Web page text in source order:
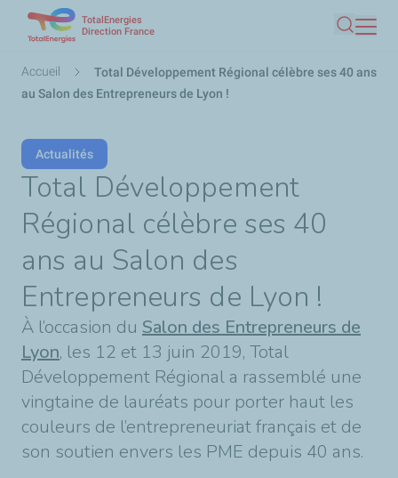
contenu
principal
TotalEnergies
Direction France
Fil
d'Ariane
Accueil
Total Développement Régional célèbre ses 40 ans
au Salon des Entrepreneurs de Lyon !
Actualités
Total Développement
Régional célèbre ses 40
ans au Salon des
Entrepreneurs de Lyon !
À l’occasion du Salon des Entrepreneurs de
Lyon, les 12 et 13 juin 2019, Total
Développement Régional a rassemblé une
vingtaine de lauréats pour porter haut les
couleurs de l’entrepreneuriat français et de
son soutien envers les PME depuis 40 ans.